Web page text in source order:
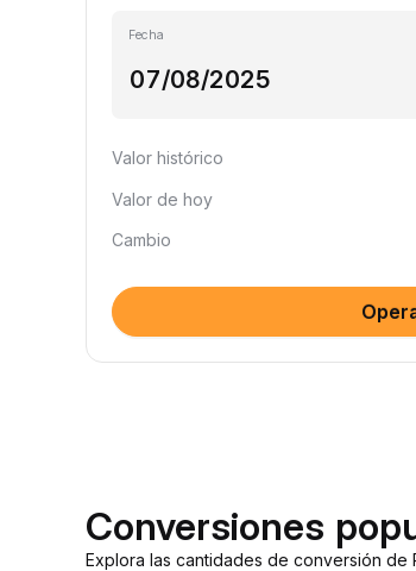
Fecha
Valor histórico
Valor de hoy
Cambio
Conversiones
Explora las cantidades de conversión de